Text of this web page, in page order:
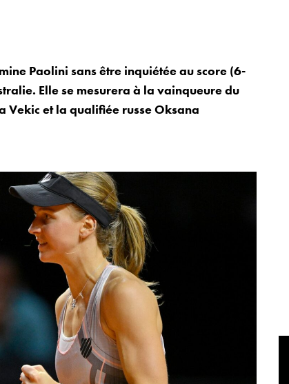
Paolini sans être inquiétée au score (6-
Elle se mesurera à la vainqueure du
Vekic et la qualifiée russe Oksana